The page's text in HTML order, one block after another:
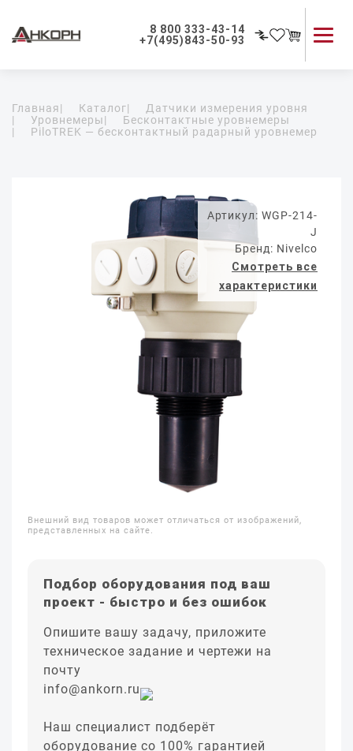
8 800 333-43-14
+7(495)843-50-93
Применение приборов
Как мы работаем
Главная| Каталог|
Датчики измерения уровня
|
Уровнемеры|
Бесконтактные уровнемеры
|
PiloTREK — бесконтактный радарный уровнемер
Артикул: WGP-214-
J
Бренд: Nivelco
Смотреть все
характеристики
Внешний вид товаров может отличаться от изображений,
представленных на сайте.
Подбор оборудования под ваш
проект - быстро и без ошибок
Опишите вашу задачу, приложите
техническое задание и чертежи на
почту
info@ankorn.ru
Наш специалист подберёт
оборудование со 100% гарантией